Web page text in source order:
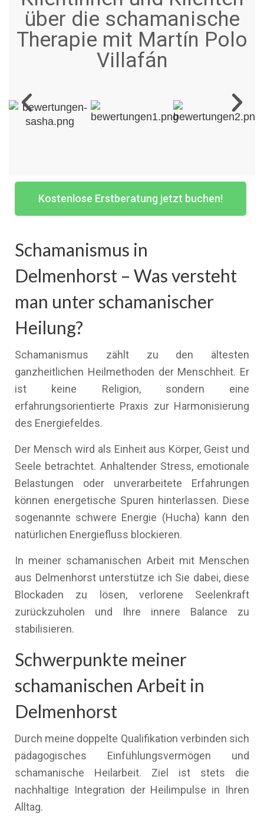
über die schamanische
Therapie mit Martín Polo
Villafán
Kostenlose Erstberatung jetzt buchen!
Schamanismus in
Delmenhorst – Was versteht
man unter schamanischer
Heilung?
Schamanismus zählt zu den ältesten
ganzheitlichen Heilmethoden der Menschheit. Er
ist keine Religion, sondern eine
erfahrungsorientierte Praxis zur Harmonisierung
des Energiefeldes.
Der Mensch wird als Einheit aus Körper, Geist und
Seele betrachtet. Anhaltender Stress, emotionale
Belastungen oder unverarbeitete Erfahrungen
können energetische Spuren hinterlassen. Diese
sogenannte schwere Energie (Hucha) kann den
natürlichen Energiefluss blockieren.
In meiner schamanischen Arbeit mit Menschen
aus Delmenhorst unterstütze ich Sie dabei, diese
Blockaden zu lösen, verlorene Seelenkraft
zurückzuholen und Ihre innere Balance zu
stabilisieren.
Schwerpunkte meiner
schamanischen Arbeit in
Delmenhorst
Durch meine doppelte Qualifikation verbinden sich
pädagogisches Einfühlungsvermögen und
schamanische Heilarbeit. Ziel ist stets die
nachhaltige Integration der Heilimpulse in Ihren
Alltag.